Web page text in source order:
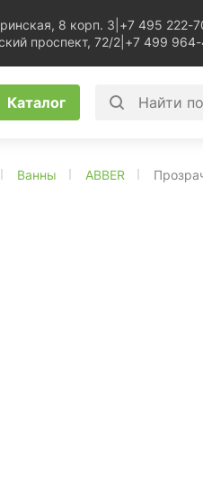
8 корп. 3 +7 495 222-
проспект, 72/2 +7 499
Каталог
Ванны ABBER